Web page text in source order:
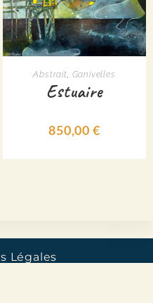
LIRE LA SUITE
Abstrait, Ganivelles
Estuaire
850,00 €
Légales